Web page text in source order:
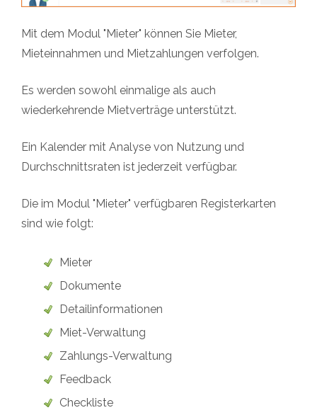
Mit dem Modul "Mieter" können Sie Mieter,
Mieteinnahmen und Mietzahlungen verfolgen.
Es werden sowohl einmalige als auch
wiederkehrende Mietverträge unterstützt.
Ein Kalender mit Analyse von Nutzung und
Durchschnittsraten ist jederzeit verfügbar.
Die im Modul "Mieter" verfügbaren Registerkarten
sind wie folgt:
Mieter
Dokumente
Detailinformationen
Miet-Verwaltung
Zahlungs-Verwaltung
Feedback
Checkliste